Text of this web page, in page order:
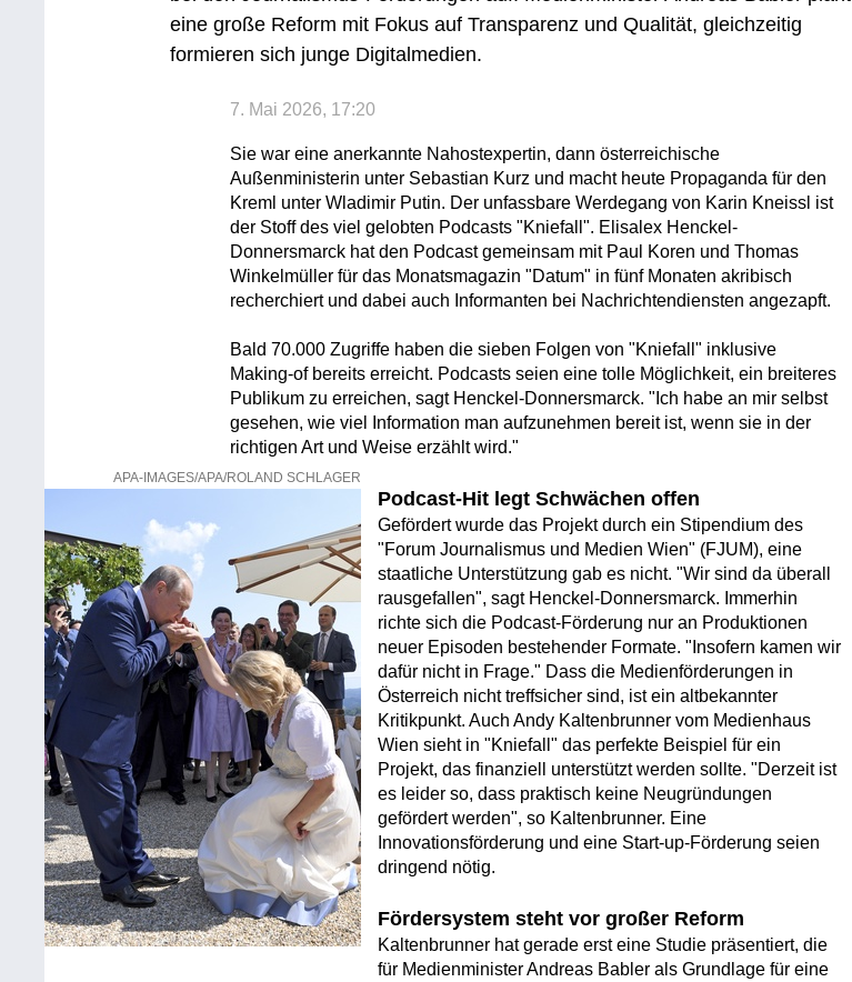
eine große Reform mit Fokus auf Transparenz und Qualität, gleichzeitig
formieren sich junge Digitalmedien.
7. Mai 2026, 17:20
Sie war eine anerkannte Nahostexpertin, dann österreichische
Außenministerin unter Sebastian Kurz und macht heute Propaganda für den
Kreml unter Wladimir Putin. Der unfassbare Werdegang von Karin Kneissl ist
der Stoff des viel gelobten Podcasts "Kniefall". Elisalex Henckel-
Donnersmarck hat den Podcast gemeinsam mit Paul Koren und Thomas
Winkelmüller für das Monatsmagazin "Datum" in fünf Monaten akribisch
recherchiert und dabei auch Informanten bei Nachrichtendiensten angezapft.
Bald 70.000 Zugriffe haben die sieben Folgen von "Kniefall" inklusive
Making-of bereits erreicht. Podcasts seien eine tolle Möglichkeit, ein breiteres
Publikum zu erreichen, sagt Henckel-Donnersmarck. "Ich habe an mir selbst
gesehen, wie viel Information man aufzunehmen bereit ist, wenn sie in der
richtigen Art und Weise erzählt wird."
APA-IMAGES/APA/ROLAND SCHLAGER
Podcast-Hit legt Schwächen offen
Gefördert wurde das Projekt durch ein Stipendium des
"Forum Journalismus und Medien Wien" (FJUM), eine
staatliche Unterstützung gab es nicht. "Wir sind da überall
rausgefallen", sagt Henckel-Donnersmarck. Immerhin
richte sich die Podcast-Förderung nur an Produktionen
neuer Episoden bestehender Formate. "Insofern kamen wir
dafür nicht in Frage." Dass die Medienförderungen in
Österreich nicht treffsicher sind, ist ein altbekannter
Kritikpunkt. Auch Andy Kaltenbrunner vom Medienhaus
Wien sieht in "Kniefall" das perfekte Beispiel für ein
Projekt, das finanziell unterstützt werden sollte. "Derzeit ist
es leider so, dass praktisch keine Neugründungen
gefördert werden", so Kaltenbrunner. Eine
Innovationsförderung und eine Start-up-Förderung seien
dringend nötig.
Fördersystem steht vor großer Reform
Kaltenbrunner hat gerade erst eine Studie präsentiert, die
für Medienminister Andreas Babler als Grundlage für eine